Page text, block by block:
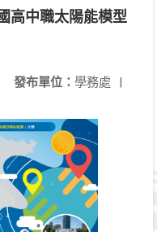
高中職太陽能模型
發布單位： 學務處 |